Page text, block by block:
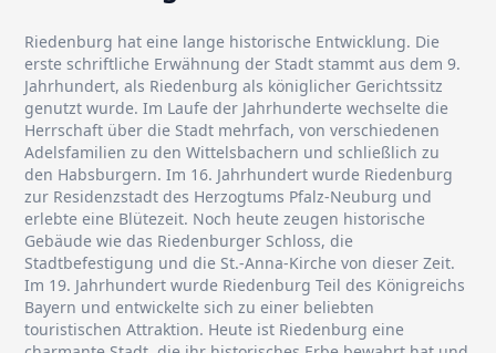
Riedenburg hat eine lange historische Entwicklung. Die
erste schriftliche Erwähnung der Stadt stammt aus dem 9.
Jahrhundert, als Riedenburg als königlicher Gerichtssitz
genutzt wurde. Im Laufe der Jahrhunderte wechselte die
Herrschaft über die Stadt mehrfach, von verschiedenen
Adelsfamilien zu den Wittelsbachern und schließlich zu
den Habsburgern. Im 16. Jahrhundert wurde Riedenburg
zur Residenzstadt des Herzogtums Pfalz-Neuburg und
erlebte eine Blütezeit. Noch heute zeugen historische
Gebäude wie das Riedenburger Schloss, die
Stadtbefestigung und die St.-Anna-Kirche von dieser Zeit.
Im 19. Jahrhundert wurde Riedenburg Teil des Königreichs
Bayern und entwickelte sich zu einer beliebten
touristischen Attraktion. Heute ist Riedenburg eine